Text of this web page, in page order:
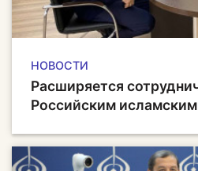
НОВОСТИ
Расширяется
Российским